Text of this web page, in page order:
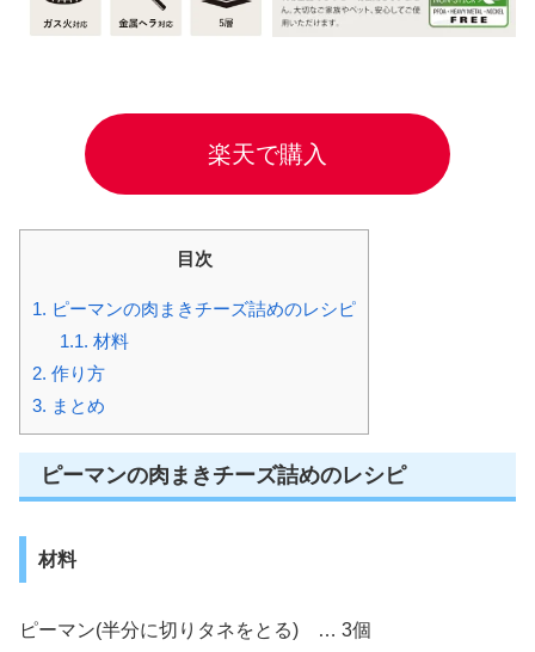
楽天で購入
目次
1. ピーマンの肉まきチーズ詰めのレシピ
1.1. 材料
2. 作り方
3. まとめ
ピーマンの肉まきチーズ詰めのレシピ
材料
ピーマン(半分に切りタネをとる) … 3個